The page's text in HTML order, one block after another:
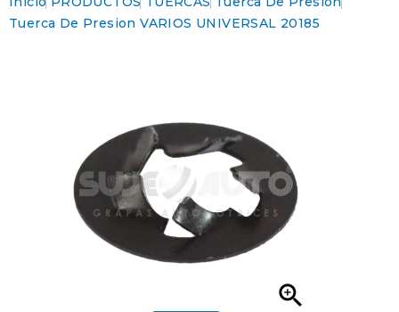
Tuerca De Presion VARIOS UNIVERSAL 20185
